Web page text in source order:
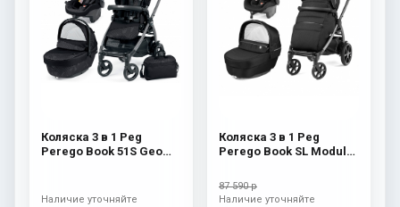
Коляска 3 в 1 Peg
Perego Book 51S Geo
Наличие уточняйте
Коляска 3 в 1 Peg
Perego Book SL Modular
87 590 р
Наличие уточняйте